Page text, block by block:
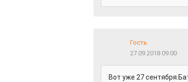
Гость
27.09.2018 09:00
Вот уже 27